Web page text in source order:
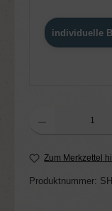
individuelle
Produkt Anzahl: Gib
Zum Merkzettel
Produktnummer: